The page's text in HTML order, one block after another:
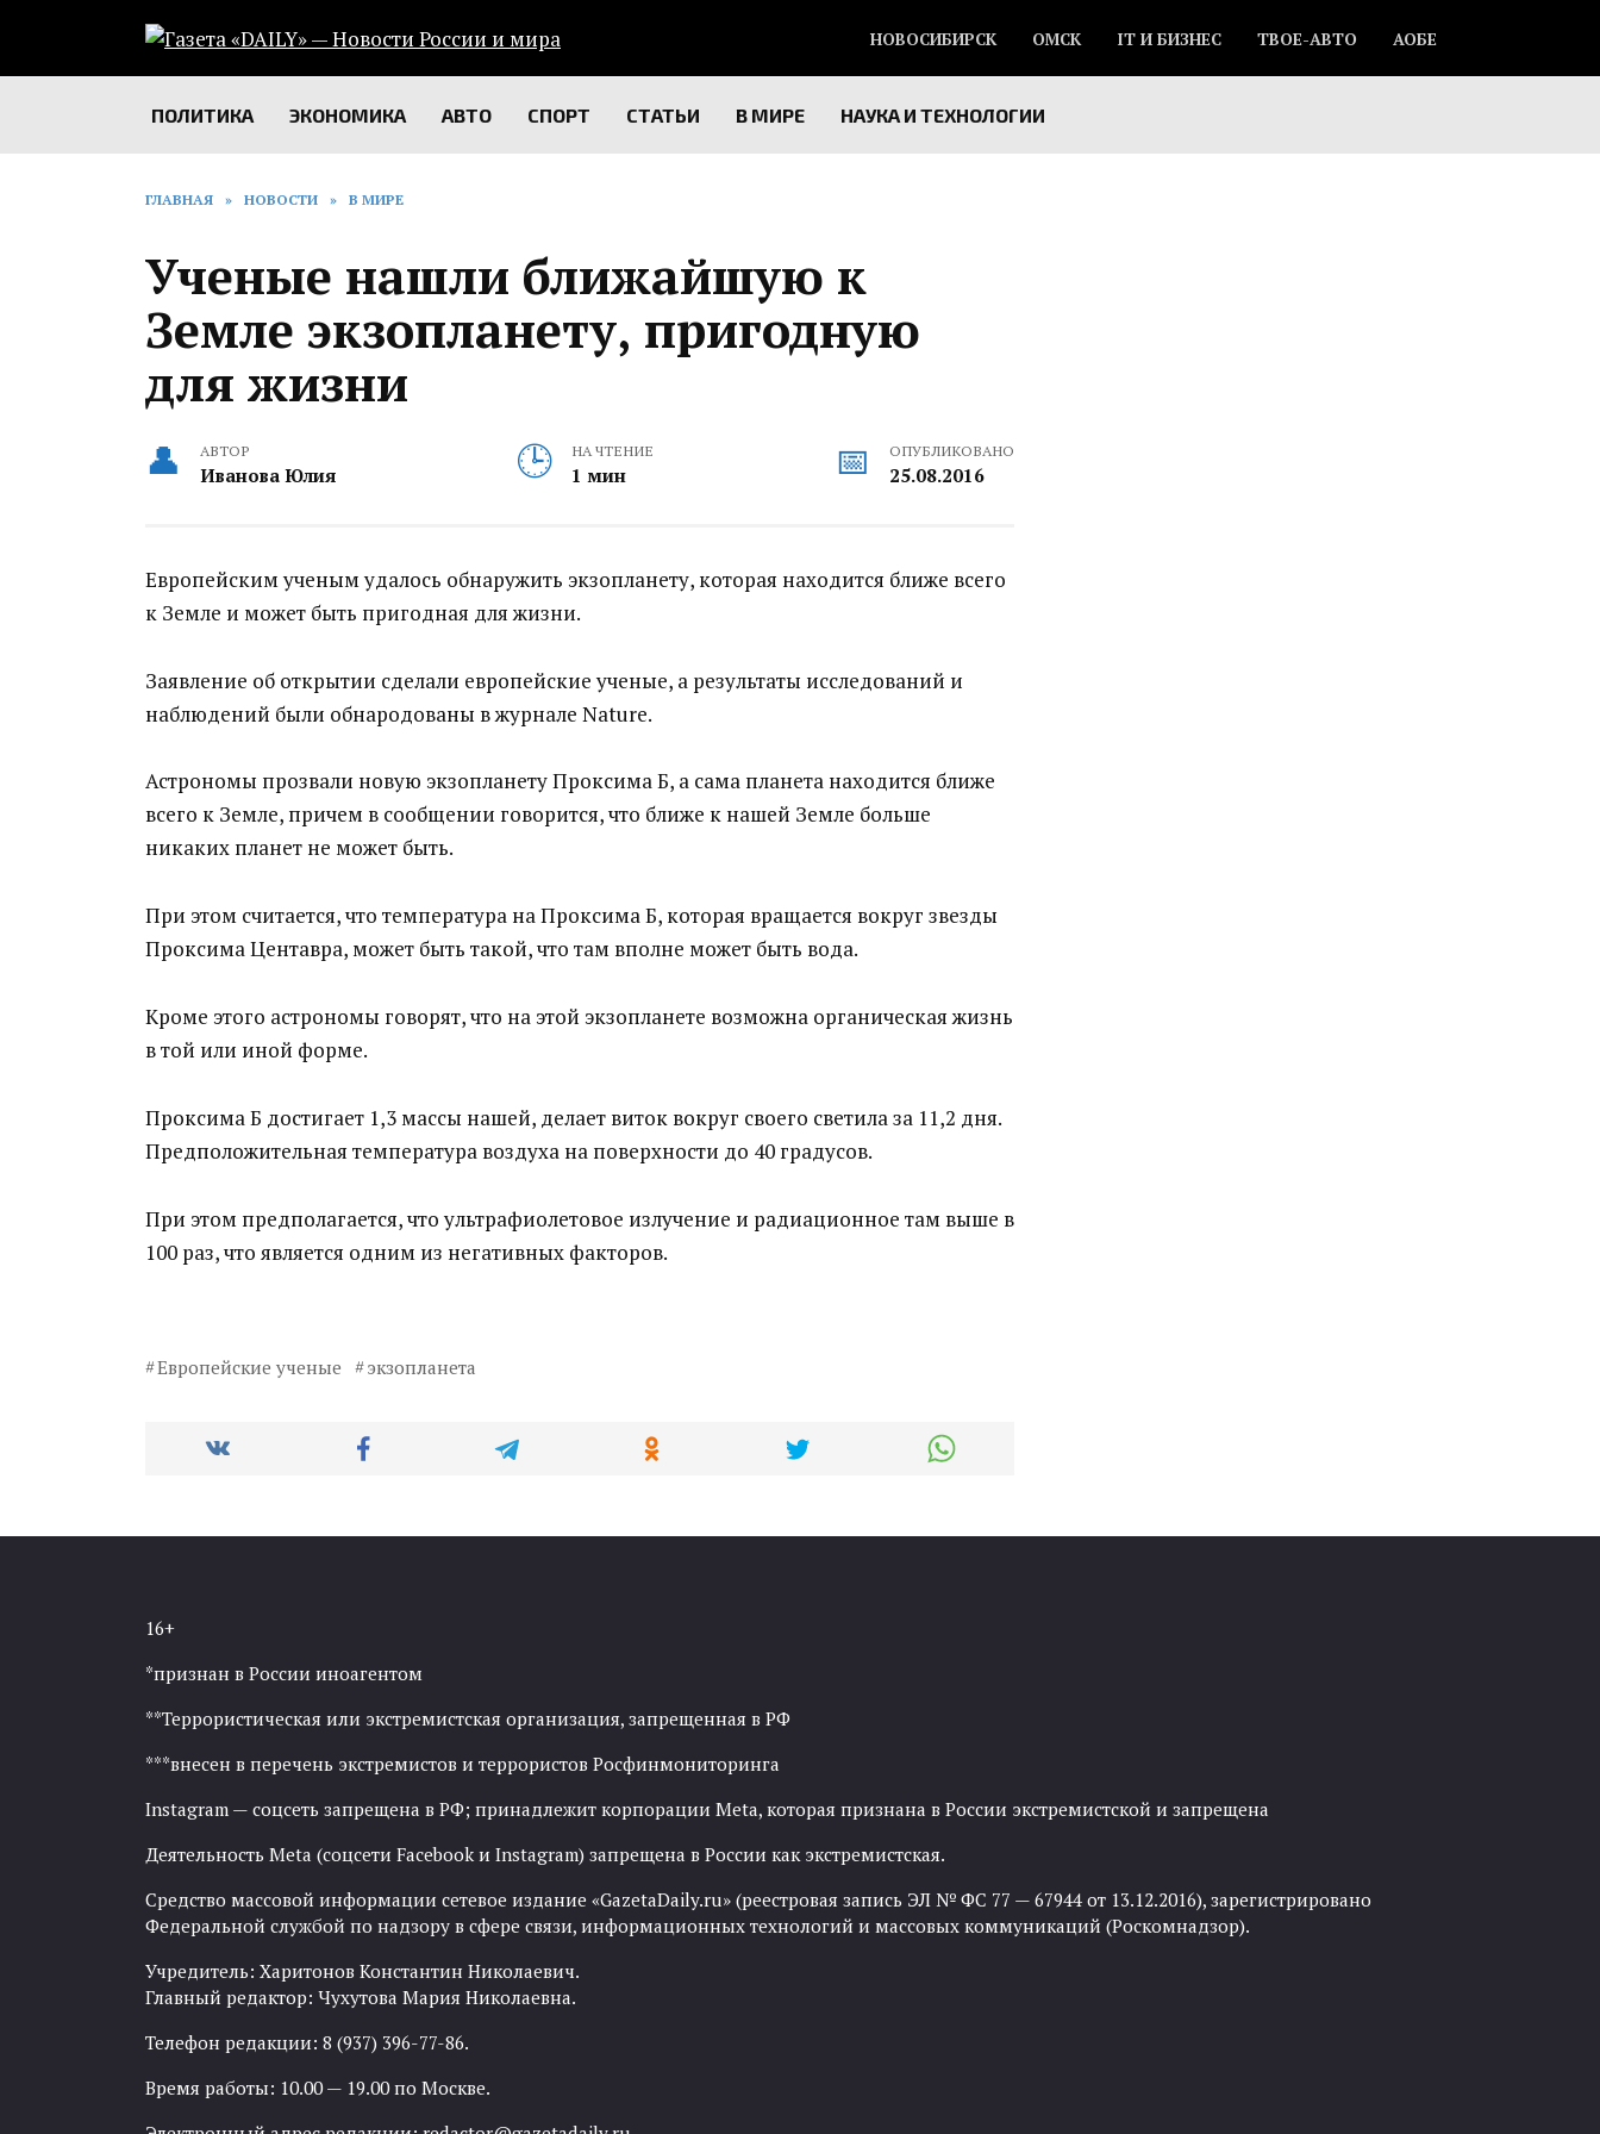
содержанию
НОВОСИБИРСК ОМСК IT И БИЗНЕС ТВОЕ-АВТО АОБЕ
ПОЛИТИКА ЭКОНОМИКА АВТО СПОРТ СТАТЬИ В МИРЕ НАУКА И ТЕХНОЛОГИИ
ГЛАВНАЯ » НОВОСТИ » В МИРЕ
Ученые нашли ближайшую к
Земле экзопланету, пригодную
для жизни
АВТОР
Иванова Юлия
НА ЧТЕНИЕ
1 мин
ОПУБЛИКОВАНО
25.08.2016
Европейским ученым удалось обнаружить экзопланету, которая находится ближе всего
к Земле и может быть пригодная для жизни.
Заявление об открытии сделали европейские ученые, а результаты исследований и
наблюдений были обнародованы в журнале Nature.
Астрономы прозвали новую экзопланету Проксима Б, а сама планета находится ближе
всего к Земле, причем в сообщении говорится, что ближе к нашей Земле больше
никаких планет не может быть.
При этом считается, что температура на Проксима Б, которая вращается вокруг звезды
Проксима Центавра, может быть такой, что там вполне может быть вода.
Кроме этого астрономы говорят, что на этой экзопланете возможна органическая жизнь
в той или иной форме.
Проксима Б достигает 1,3 массы нашей, делает виток вокруг своего светила за 11,2 дня.
Предположительная температура воздуха на поверхности до 40 градусов.
При этом предполагается, что ультрафиолетовое излучение и радиационное там выше в
100 раз, что является одним из негативных факторов.
Европейские ученые экзопланета
16+
*признан в России иноагентом
**Террористическая или экстремистская организация, запрещенная в РФ
***внесен в перечень экстремистов и террористов Росфинмониторинга
Instagram — соцсеть запрещена в РФ; принадлежит корпорации Meta, которая признана в России экстремистской и запрещена
Деятельность Meta (соцсети Facebook и Instagram) запрещена в России как экстремистская.
Средство массовой информации сетевое издание «GazetaDaily.ru» (реестровая запись ЭЛ № ФС 77 — 67944 от 13.12.2016), зарегистрировано
Федеральной службой по надзору в сфере связи, информационных технологий и массовых коммуникаций (Роскомнадзор).
Учредитель: Харитонов Константин Николаевич.
Главный редактор: Чухутова Мария Николаевна.
Телефон редакции: 8 (937) 396-77-86.
Время работы: 10.00 — 19.00 по Москве.